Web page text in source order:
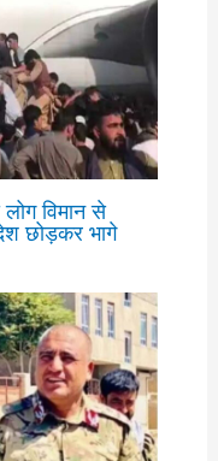
विमान से
छोड़कर भागे